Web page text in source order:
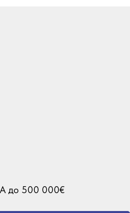
до 500 000€